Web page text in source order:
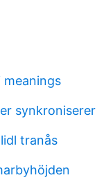
meanings
tranås